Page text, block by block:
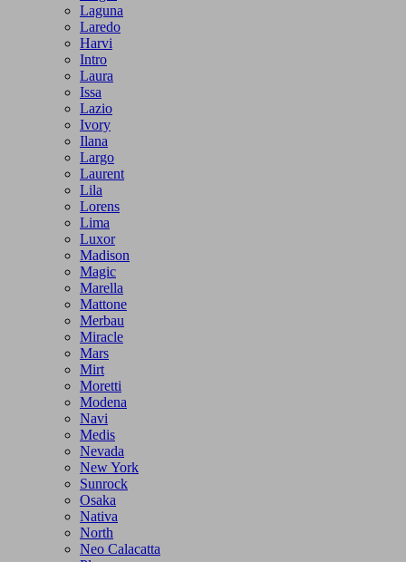
Laguna
Laredo
Harvi
Intro
Laura
Issa
Lazio
Ivory
Ilana
Largo
Laurent
Lila
Lorens
Lima
Luxor
Madison
Magic
Marella
Mattone
Merbau
Miracle
Mars
Mirt
Moretti
Modena
Navi
Medis
Nevada
New York
Sunrock
Osaka
Nativa
North
Neo Calacatta